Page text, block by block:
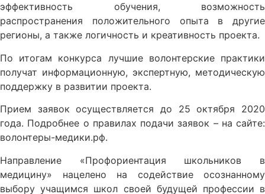
эффективность обучения, возможность
распространения положительного опыта в другие
регионы, а также логичность и креативность проекта.
По итогам конкурса лучшие волонтерские практики
получат информационную, экспертную, методическую
поддержку в развитии проекта.
Прием заявок осуществляется до 25 октября 2020
года. Подробнее о правилах подачи заявок – на сайте:
волонтеры-медики.рф.
Направление «Профориентация школьников в
медицину» нацелено на содействие осознанному
выбору учащимся школ своей будущей профессии в